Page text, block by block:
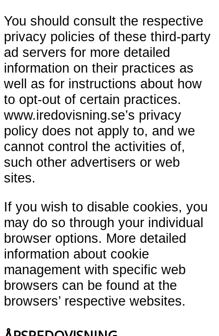
You should consult the respective
privacy policies of these third-party
ad servers for more detailed
information on their practices as
well as for instructions about how
to opt-out of certain practices.
www.iredovisning.se’s privacy
policy does not apply to, and we
cannot control the activities of,
such other advertisers or web
sites.
If you wish to disable cookies, you
may do so through your individual
browser options. More detailed
information about cookie
management with specific web
browsers can be found at the
browsers’ respective websites.